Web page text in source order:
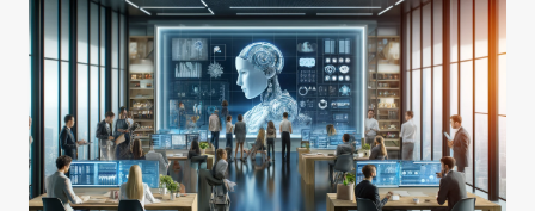
SOLUCIONES
DIGITALES
DISRUPTIVAS